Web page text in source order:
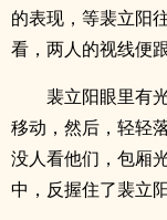
的表现，等裴立阳
看，两人的视线便
裴立阳眼里有
移动，然后，轻轻
没人看他们，包厢
中，反握住了裴立阳